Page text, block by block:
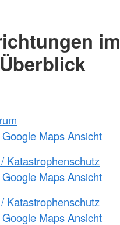
im
Überblick
Maps Ansicht
Katastrophenschutz
Maps Ansicht
Katastrophenschutz
Maps Ansicht